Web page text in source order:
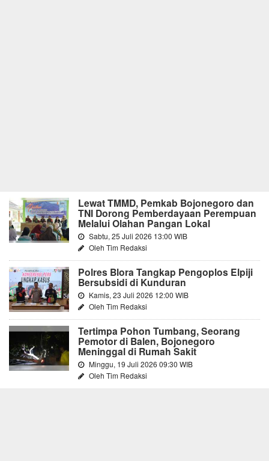
Lewat TMMD, Pemkab Bojonegoro dan
TNI Dorong Pemberdayaan Perempuan
Melalui Olahan Pangan Lokal
Sabtu, 25 Juli 2026 13:00 WIB
Oleh Tim Redaksi
Polres Blora Tangkap Pengoplos Elpiji
Bersubsidi di Kunduran
Kamis, 23 Juli 2026 12:00 WIB
Oleh Tim Redaksi
Tertimpa Pohon Tumbang, Seorang
Pemotor di Balen, Bojonegoro
Meninggal di Rumah Sakit
Minggu, 19 Juli 2026 09:30 WIB
Oleh Tim Redaksi